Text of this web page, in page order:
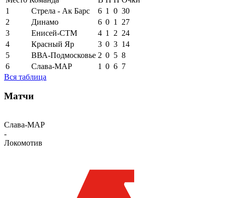
1
Стрела - Ак Барс 6 1 0 30
2
Динамо 6 0 1
27
3
Енисей-СТМ 4 1 2 24
4
Красный Яр 3 0 3 14
5
ВВА-Подмосковье 2 0 5 8
6
Слава-МАР 1 0 6 7
Вся таблица
Матчи
Слава-МАР
-
Локомотив